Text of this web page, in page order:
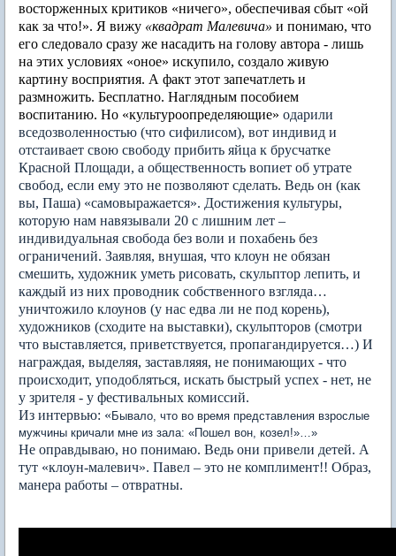
восторженных критиков «ничего», обеспечивая сбыт «ой
как за что!». Я вижу «квадрат Малевича» и понимаю, что
его следовало сразу же насадить на голову автора - лишь
на этих условиях «оное» искупило, создало живую
картину восприятия. А факт этот запечатлеть и
размножить. Бесплатно. Наглядным пособием
воспитанию. Но «культуроопределяющие» одарили
вседозволенностью (что сифилисом), вот индивид и
отстаивает свою свободу прибить яйца к брусчатке
Красной Площади, а общественность вопиет об утрате
свобод, если ему это не позволяют сделать. Ведь он (как
вы, Паша) «самовыражается». Достижения культуры,
которую нам навязывали 20 с лишним лет –
индивидуальная свобода без воли и похабень без
ограничений. Заявляя, внушая, что клоун не обязан
смешить, художник уметь рисовать, скульптор лепить, и
каждый из них проводник собственного взгляда…
уничтожило клоунов (у нас едва ли не под корень),
художников (сходите на выставки), скульпторов (смотри
что выставляется, приветствуется, пропагандируется…) И
награждая, выделяя, заставляяя, не понимающих - что
происходит, уподобляться, искать быстрый успех - нет, не
у зрителя - у фестивальных комиссий.
Из интервью: « Бывало, что во время представления взрослые
мужчины кричали мне из зала: «Пошел вон, козел!»…»
Не оправдываю, но понимаю. Ведь они привели детей. А
тут «клоун-малевич». Павел – это не комплимент!! Образ,
манера работы – отвратны.